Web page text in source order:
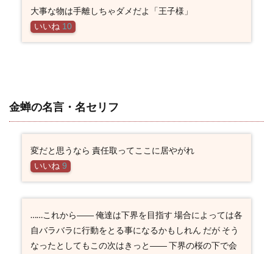
大事な物は手離しちゃダメだよ「王子様」
いいね 10
金蝉の名言・名セリフ
変だと思うなら 責任取ってここに居やがれ
いいね 9
……これから―― 俺達は下界を目指す 場合によっては各
自バラバラに行動をとる事になるかもしれん だが そう
なったとしてもこの次はきっと―― 下界の桜の下で会